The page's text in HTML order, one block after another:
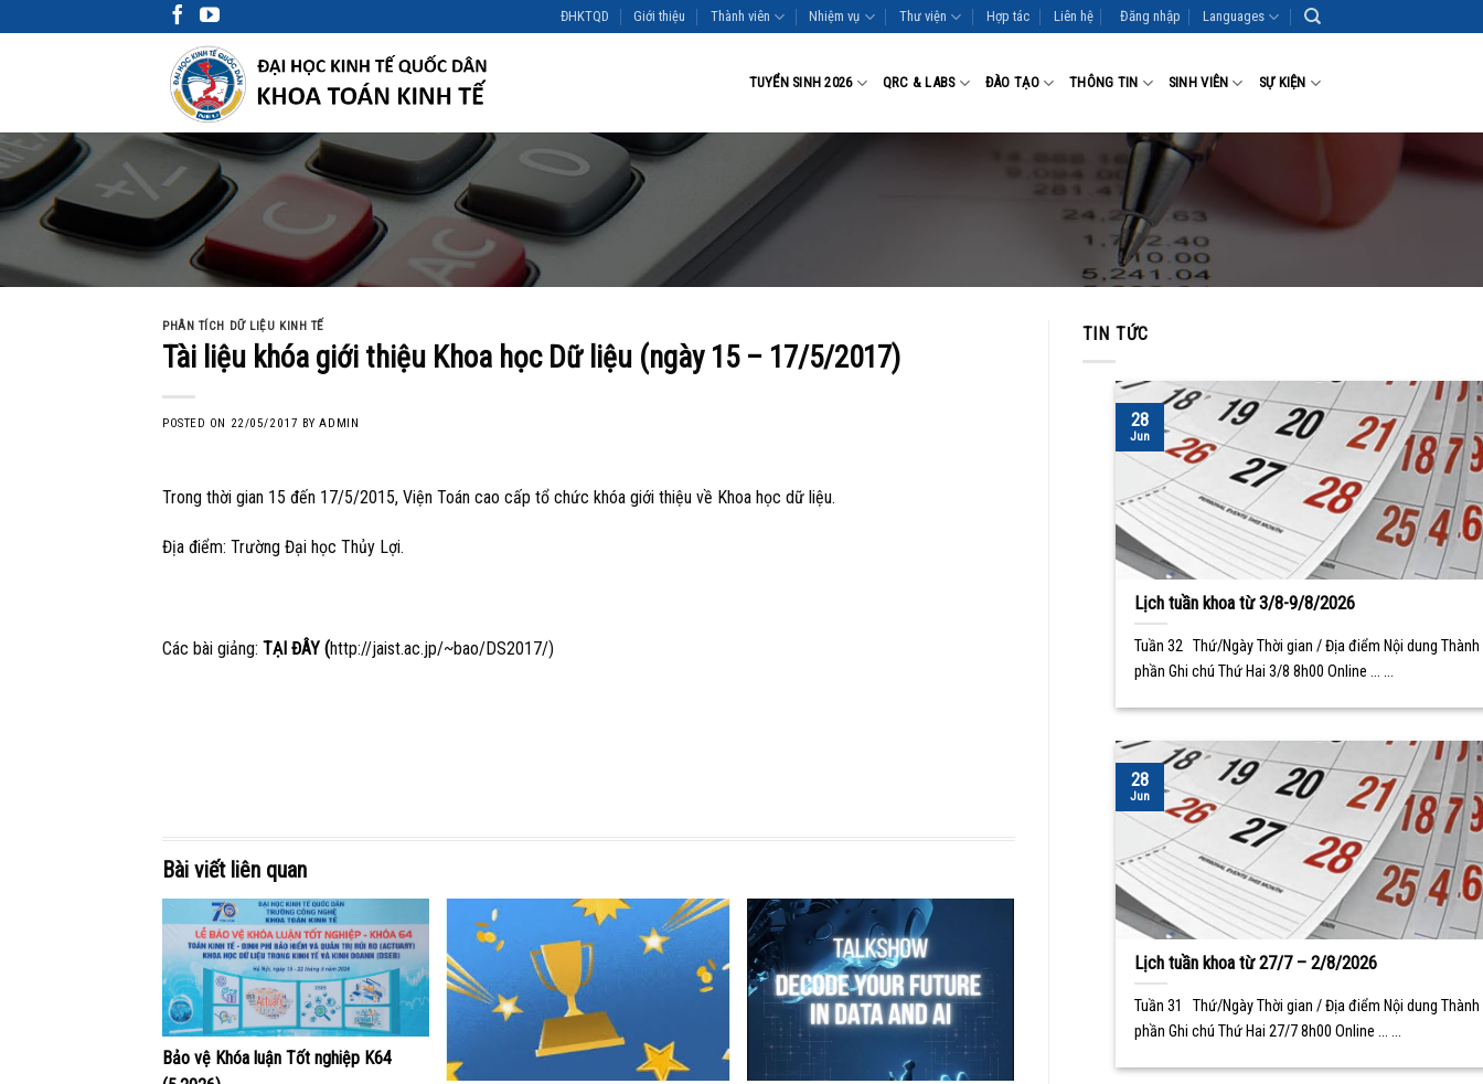
to
ĐHKTQD Giới thiệu Thành viên Nhiệm vụ Thư viện Hợp tác Liên hệ Đăng nhập Languages
TUYỂN SINH 2026 QRC & LABS ĐÀO TẠO THÔNG TIN SINH VIÊN SỰ KIỆN
PHÂN TÍCH DỮ LIỆU KINH TẾ
Tài liệu khóa giới thiệu Khoa học Dữ liệu (ngày 15 – 17/5/2017)
POSTED ON 22/05/2017 BYADMIN
Trong thời gian 15 đến 17/5/2015, Viện Toán cao cấp tổ chức khóa giới thiệu về Khoa học dữ liệu.
Địa điểm: Trường Đại học Thủy Lợi.
Các bài giảng: TẠI ĐÂY (http://jaist.ac.jp/~bao/DS2017/)
Bài viết liên quan
Bảo vệ Khóa luận Tốt nghiệp K64
TIN TỨC
Lịch tuần khoa từ 3/8-9/8/2026
Tuần 32 Thứ/Ngày Thời gian / Địa điểm Nội dung Thành
phần Ghi chú Thứ Hai 3/8 8h00 Online ... ...
28
Jun
Lịch tuần khoa từ 27/7 – 2/8/2026
Tuần 31 Thứ/Ngày Thời gian / Địa điểm Nội dung Thành
phần Ghi chú Thứ Hai 27/7 8h00 Online ... ...
28
Jun